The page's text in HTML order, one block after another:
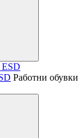
Работни обувки